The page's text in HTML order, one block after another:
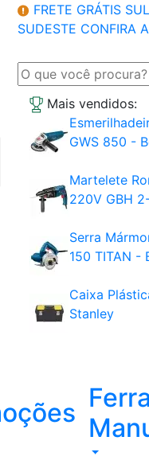
FRETE GRÁTIS
SUDESTE CONFIRA
Mais vendidos:
GWS 850 -
Martelete
220V GBH
Serra
150 TITAN -
Caixa
Stanley